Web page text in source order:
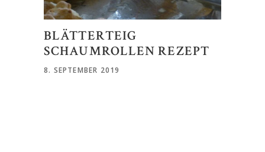
BLÄTTERTEIG
SCHAUMROLLEN REZEPT
8. SEPTEMBER 2019